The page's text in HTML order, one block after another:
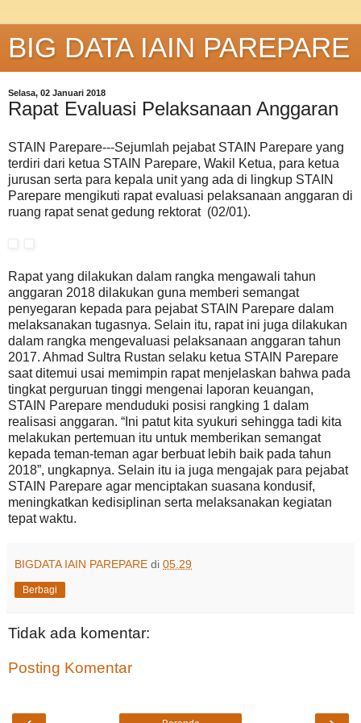
BIG DATA IAIN PAREPARE
Selasa, 02 Januari 2018
Rapat Evaluasi Pelaksanaan Anggaran
STAIN Parepare---Sejumlah pejabat STAIN Parepare yang
terdiri dari ketua STAIN Parepare, Wakil Ketua, para ketua
jurusan serta para kepala unit yang ada di lingkup STAIN
Parepare mengikuti rapat evaluasi pelaksanaan anggaran di
ruang rapat senat gedung rektorat (02/01).
Rapat yang dilakukan dalam rangka mengawali tahun
anggaran 2018 dilakukan guna memberi semangat
penyegaran kepada para pejabat STAIN Parepare dalam
melaksanakan tugasnya. Selain itu, rapat ini juga dilakukan
dalam rangka mengevaluasi pelaksanaan anggaran tahun
2017. Ahmad Sultra Rustan selaku ketua STAIN Parepare
saat ditemui usai memimpin rapat menjelaskan bahwa pada
tingkat perguruan tinggi mengenai laporan keuangan,
STAIN Parepare menduduki posisi rangking 1 dalam
realisasi anggaran. “Ini patut kita syukuri sehingga tadi kita
melakukan pertemuan itu untuk memberikan semangat
kepada teman-teman agar berbuat lebih baik pada tahun
2018”, ungkapnya. Selain itu ia juga mengajak para pejabat
STAIN Parepare agar menciptakan suasana kondusif,
meningkatkan kedisiplinan serta melaksanakan kegiatan
tepat waktu.
BIGDATA IAIN PAREPARE di 05.29
Berbagi
Tidak ada komentar:
Posting Komentar